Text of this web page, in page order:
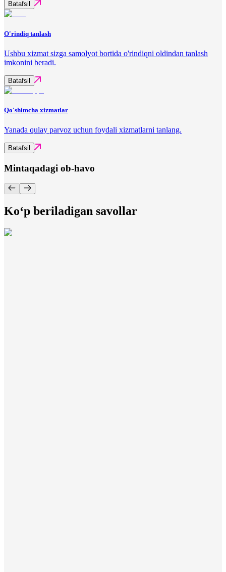
Batafsil
O'rindiq tanlash
Ushbu xizmat sizga samolyot bortida o'rindiqni oldindan tanlash
imkonini beradi.
Batafsil
Qo'shimcha xizmatlar
Yanada qulay parvoz uchun foydali xizmatlarni tanlang.
Batafsil
Mintaqadagi ob-havo
Ko‘p beriladigan savollar